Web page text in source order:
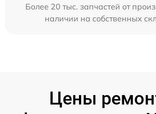
Более 20 тыс. запчастей от
наличии на собственных
Цены